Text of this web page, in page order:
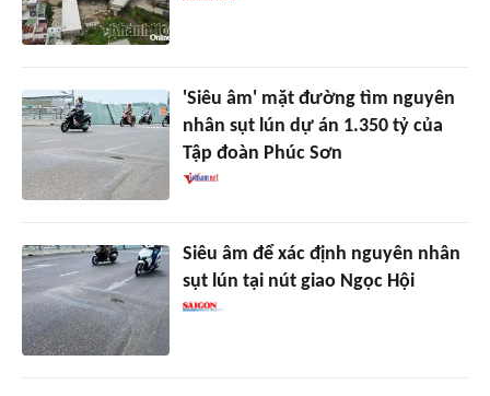
'Siêu âm' mặt đường tìm nguyên
nhân sụt lún dự án 1.350 tỷ của
Tập đoàn Phúc Sơn
Siêu âm để xác định nguyên nhân
sụt lún tại nút giao Ngọc Hội